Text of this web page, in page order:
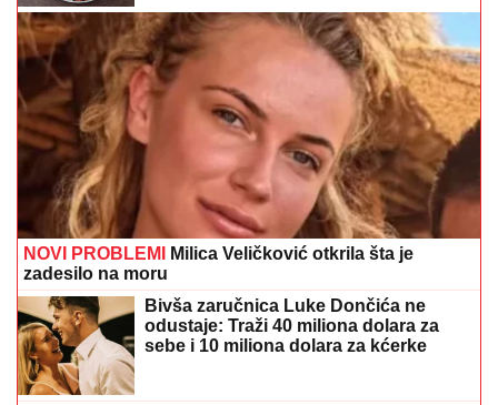
NOVI PROBLEMI
Milica Veličković otkrila šta je
zadesilo na moru
Bivša zaručnica Luke Dončića ne
odustaje: Traži 40 miliona dolara za
sebe i 10 miliona dolara za kćerke